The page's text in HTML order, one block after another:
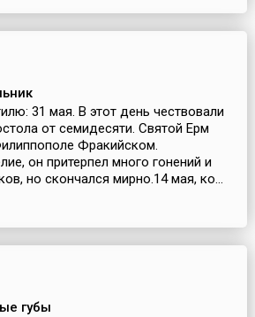
31 мая. В этот день чествовали
от семидесяти. Святой Ерм
Фракийском.
он притерпел много гонений и
но скончался мирно.14 мая, ко...
губы